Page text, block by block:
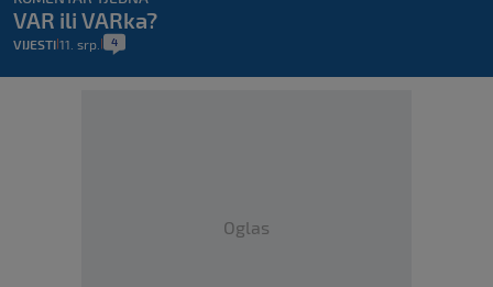
VAR ili VARka?
VIJESTI 11. srp. 4
Oglas